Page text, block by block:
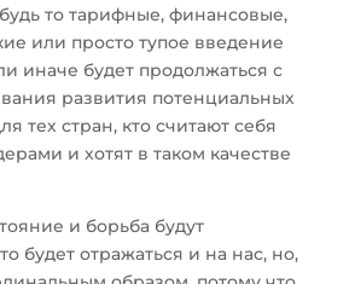
то тарифные, финансовые,
или просто тупое введение
иначе будет продолжаться с
развития потенциальных
тех стран, кто считают себя
и хотят в таком качестве
и борьба будут
будет отражаться и на нас, но,